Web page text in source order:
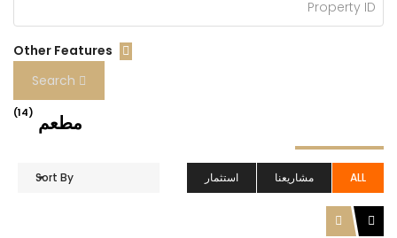
مطعم (14)
ALL مشاريعنا استثمار Sort By